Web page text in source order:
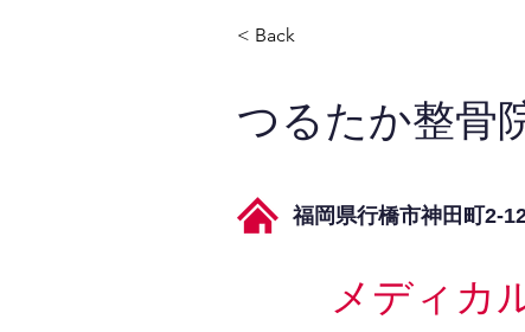
< Back
つるたか整骨
福岡県行橋市神田町2-
メディカ